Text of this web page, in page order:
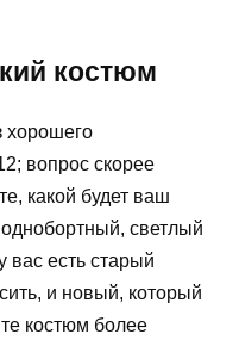
костюм
хорошего
вопрос скорее
какой будет ваш
светлый
вас есть старый
и новый, который
костюм более